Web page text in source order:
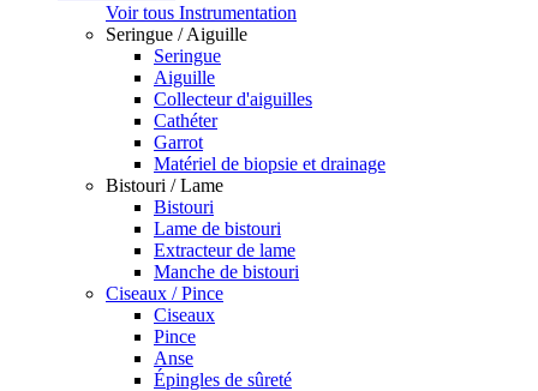
Voir tous Instrumentation
Seringue / Aiguille
Seringue
Aiguille
Collecteur d'aiguilles
Cathéter
Garrot
Matériel de biopsie et drainage
Bistouri / Lame
Bistouri
Lame de bistouri
Extracteur de lame
Manche de bistouri
Ciseaux / Pince
Ciseaux
Pince
Anse
Épingles de sûreté